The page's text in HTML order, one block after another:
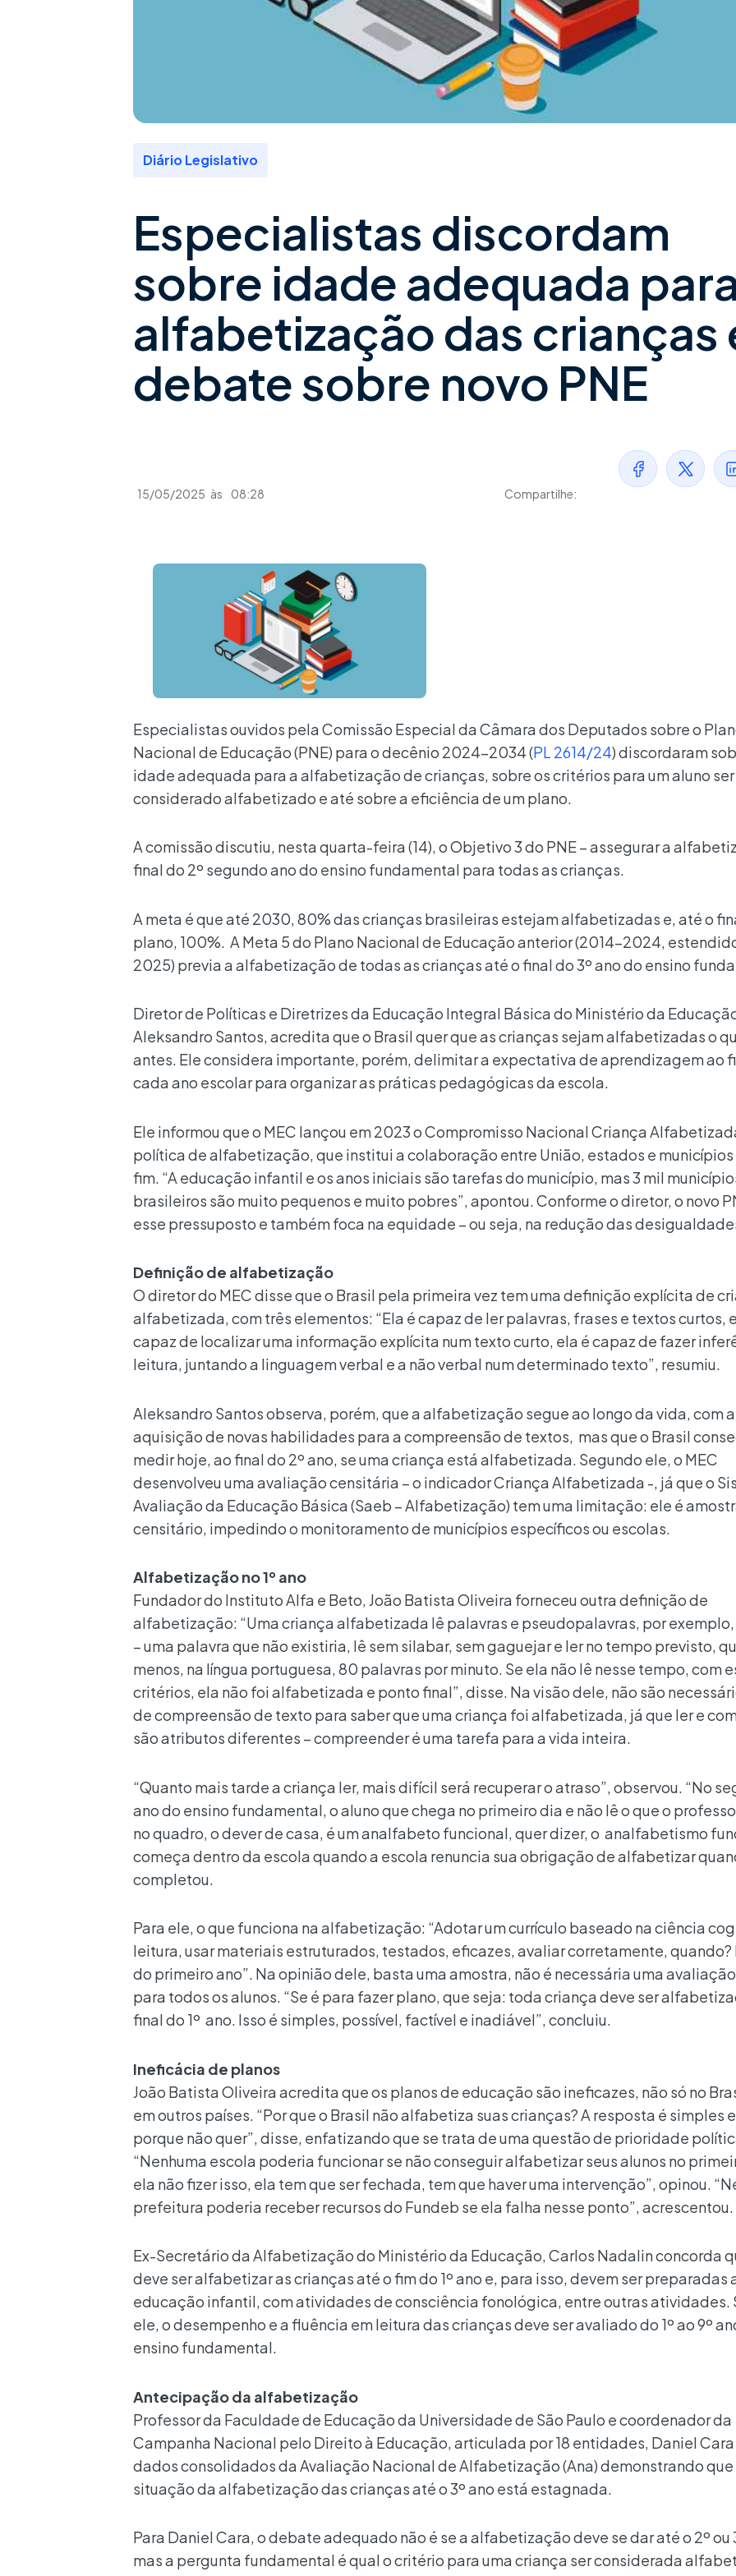
Diário Legislativo
Especialistas discordam
sobre idade adequada
alfabetização das crianças
debate sobre novo PNE
15/05/2025 às 08:28 Compartilhe:
Especialistas ouvidos pela Comissão Especial da Câmara dos Deputados sobre o
Nacional de Educação (PNE) para o decênio 2024-2034 (PL 2614/24) discordaram
idade adequada para a alfabetização de crianças, sobre os critérios para um aluno ser
considerado alfabetizado e até sobre a eficiência de um plano.
A comissão discutiu, nesta quarta-feira (14), o Objetivo 3 do PNE – assegurar a
final do 2º segundo ano do ensino fundamental para todas as crianças.
A meta é que até 2030, 80% das crianças brasileiras estejam alfabetizadas e, até o
plano, 100%. A Meta 5 do Plano Nacional de Educação anterior (2014-2024,
2025) previa a alfabetização de todas as crianças até o final do 3º ano do ensino
Diretor de Políticas e Diretrizes da Educação Integral Básica do Ministério da
Aleksandro Santos, acredita que o Brasil quer que as crianças sejam alfabetizadas o
antes. Ele considera importante, porém, delimitar a expectativa de aprendizagem ao
cada ano escolar para organizar as práticas pedagógicas da escola.
Ele informou que o MEC lançou em 2023 o Compromisso Nacional Criança
política de alfabetização, que institui a colaboração entre União, estados e municípios
fim. “A educação infantil e os anos iniciais são tarefas do município, mas 3 mil
brasileiros são muito pequenos e muito pobres”, apontou. Conforme o diretor, o novo
esse pressuposto e também foca na equidade – ou seja, na redução das
Definição de alfabetização
O diretor do MEC disse que o Brasil pela primeira vez tem uma definição explícita de
alfabetizada, com três elementos: “Ela é capaz de ler palavras, frases e textos curtos,
capaz de localizar uma informação explícita num texto curto, ela é capaz de fazer
leitura, juntando a linguagem verbal e a não verbal num determinado texto”, resumiu.
Aleksandro Santos observa, porém, que a alfabetização segue ao longo da vida, com a
aquisição de novas habilidades para a compreensão de textos, mas que o Brasil
medir hoje, ao final do 2º ano, se uma criança está alfabetizada. Segundo ele, o MEC
desenvolveu uma avaliação censitária – o indicador Criança Alfabetizada -, já que o
Avaliação da Educação Básica (Saeb – Alfabetização) tem uma limitação: ele é
censitário, impedindo o monitoramento de municípios específicos ou escolas.
Alfabetização no 1º ano
Fundador do Instituto Alfa e Beto, João Batista Oliveira forneceu outra definição de
alfabetização: “Uma criança alfabetizada lê palavras e pseudopalavras, por exemplo,
– uma palavra que não existiria, lê sem silabar, sem gaguejar e ler no tempo previsto,
menos, na língua portuguesa, 80 palavras por minuto. Se ela não lê nesse tempo, com
critérios, ela não foi alfabetizada e ponto final”, disse. Na visão dele, não são
de compreensão de texto para saber que uma criança foi alfabetizada, já que ler e
são atributos diferentes – compreender é uma tarefa para a vida inteira.
“Quanto mais tarde a criança ler, mais difícil será recuperar o atraso”, observou. “No
ano do ensino fundamental, o aluno que chega no primeiro dia e não lê o que o
no quadro, o dever de casa, é um analfabeto funcional, quer dizer, o analfabetismo
começa dentro da escola quando a escola renuncia sua obrigação de alfabetizar
completou.
Para ele, o que funciona na alfabetização: “Adotar um currículo baseado na ciência
leitura, usar materiais estruturados, testados, eficazes, avaliar corretamente, quando?
do primeiro ano”. Na opinião dele, basta uma amostra, não é necessária uma
para todos os alunos. “Se é para fazer plano, que seja: toda criança deve ser
final do 1º ano. Isso é simples, possível, factível e inadiável”, concluiu.
Ineficácia de planos
João Batista Oliveira acredita que os planos de educação são ineficazes, não só no
em outros países. “Por que o Brasil não alfabetiza suas crianças? A resposta é simples
porque não quer”, disse, enfatizando que se trata de uma questão de prioridade
“Nenhuma escola poderia funcionar se não conseguir alfabetizar seus alunos no
ela não fizer isso, ela tem que ser fechada, tem que haver uma intervenção”, opinou.
prefeitura poderia receber recursos do Fundeb se ela falha nesse ponto”, acrescentou.
Ex-Secretário da Alfabetização do Ministério da Educação, Carlos Nadalin concorda
deve ser alfabetizar as crianças até o fim do 1º ano e, para isso, devem ser preparadas
educação infantil, com atividades de consciência fonológica, entre outras atividades.
ele, o desempenho e a fluência em leitura das crianças deve ser avaliado do 1º ao 9º
ensino fundamental.
Antecipação da alfabetização
Professor da Faculdade de Educação da Universidade de São Paulo e coordenador da
Campanha Nacional pelo Direito à Educação, articulada por 18 entidades, Daniel
dados consolidados da Avaliação Nacional de Alfabetização (Ana) demonstrando que
situação da alfabetização das crianças até o 3º ano está estagnada.
Para Daniel Cara, o debate adequado não é se a alfabetização deve se dar até o 2º ou
mas a pergunta fundamental é qual o critério para uma criança ser considerada